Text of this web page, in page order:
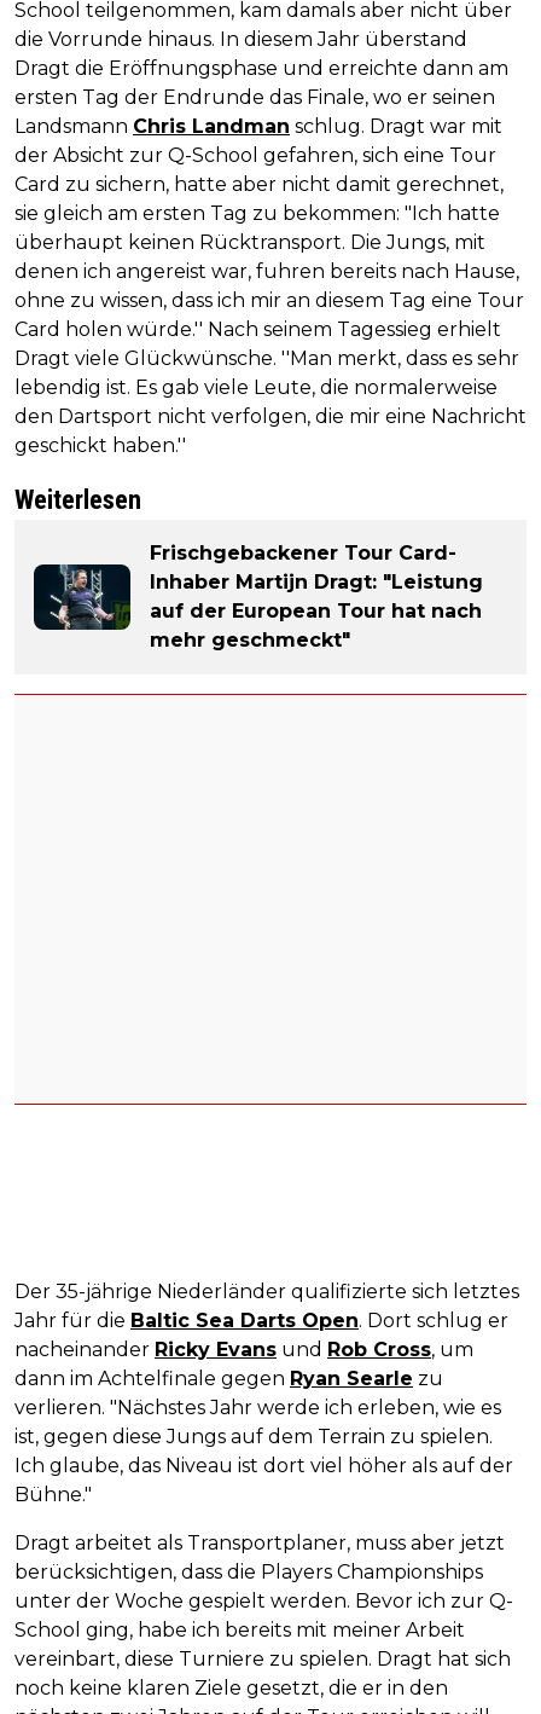
School teilgenommen, kam damals aber nicht über
die Vorrunde hinaus. In diesem Jahr überstand
Dragt die Eröffnungsphase und erreichte dann am
ersten Tag der Endrunde das Finale, wo er seinen
Landsmann Chris Landman schlug. Dragt war mit
der Absicht zur Q-School gefahren, sich eine Tour
Card zu sichern, hatte aber nicht damit gerechnet,
sie gleich am ersten Tag zu bekommen: "Ich hatte
überhaupt keinen Rücktransport. Die Jungs, mit
denen ich angereist war, fuhren bereits nach Hause,
ohne zu wissen, dass ich mir an diesem Tag eine Tour
Card holen würde.'' Nach seinem Tagessieg erhielt
Dragt viele Glückwünsche. ''Man merkt, dass es sehr
lebendig ist. Es gab viele Leute, die normalerweise
den Dartsport nicht verfolgen, die mir eine Nachricht
geschickt haben.''
Weiterlesen
Frischgebackener Tour Card-
Inhaber Martijn Dragt: "Leistung
auf der European Tour hat nach
mehr geschmeckt"
Der 35-jährige Niederländer qualifizierte sich letztes
Jahr für die Baltic Sea Darts Open. Dort schlug er
nacheinander Ricky Evans und Rob Cross, um
dann im Achtelfinale gegen Ryan Searle zu
verlieren. "Nächstes Jahr werde ich erleben, wie es
ist, gegen diese Jungs auf dem Terrain zu spielen.
Ich glaube, das Niveau ist dort viel höher als auf der
Bühne."
Dragt arbeitet als Transportplaner, muss aber jetzt
berücksichtigen, dass die Players Championships
unter der Woche gespielt werden. Bevor ich zur Q-
School ging, habe ich bereits mit meiner Arbeit
vereinbart, diese Turniere zu spielen. Dragt hat sich
noch keine klaren Ziele gesetzt, die er in den